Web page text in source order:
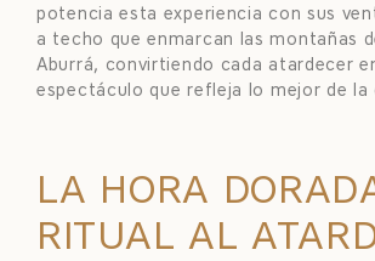
potencia esta experiencia con sus
a techo que enmarcan las montañas
Aburrá, convirtiendo cada atardecer
espectáculo que refleja lo mejor de la
LA HORA
RITUAL AL